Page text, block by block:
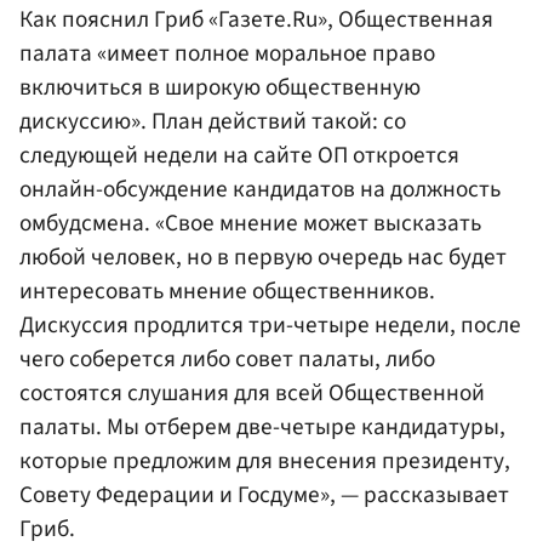
Как пояснил Гриб «Газете.Ru», Общественная
палата «имеет полное моральное право
включиться в широкую общественную
дискуссию». План действий такой: со
следующей недели на сайте ОП откроется
онлайн-обсуждение кандидатов на должность
омбудсмена. «Свое мнение может высказать
любой человек, но в первую очередь нас будет
интересовать мнение общественников.
Дискуссия продлится три-четыре недели, после
чего соберется либо совет палаты, либо
состоятся слушания для всей Общественной
палаты. Мы отберем две-четыре кандидатуры,
которые предложим для внесения президенту,
Совету Федерации и Госдуме», — рассказывает
Гриб.